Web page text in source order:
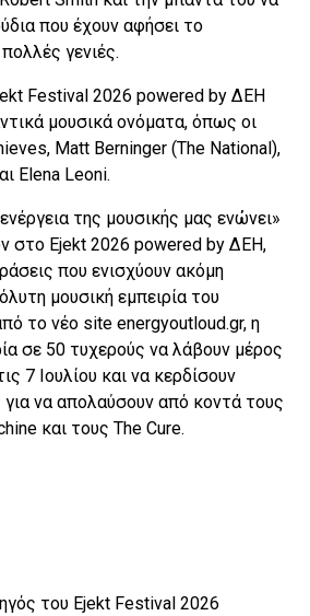
που έχουν αφήσει το
γενιές.
Festival 2026 powered by ΔΕΗ
μουσικά ονόματα, όπως οι
Matt Berninger (The National),
Elena Leoni.
της μουσικής μας ενώνει»
στο Ejekt 2026 powered by ΔΕΗ,
που ενισχύουν ακόμη
μουσική εμπειρία του
το νέο site energyoutloud.gr, η
σε 50 τυχερούς να λάβουν μέρος
7 Ιουλίου και να κερδίσουν
να απολαύσουν από κοντά τους
και τους The Cure.
του Ejekt Festival 2026